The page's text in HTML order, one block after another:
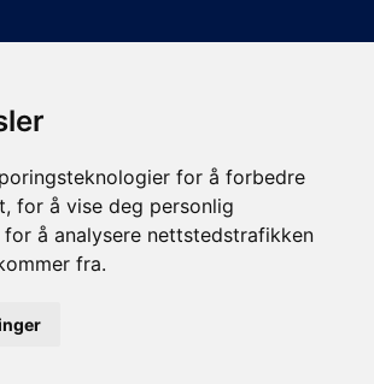
for å forbedre
for å vise deg personlig
å analysere nettstedstrafikken
fra.